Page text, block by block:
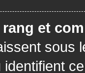
rang et
sous